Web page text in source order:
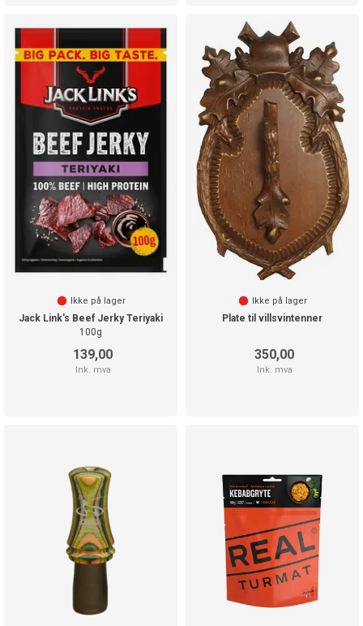
Ikke på lager
Jack Link's Beef Jerky Teriyaki
100g
139,00
Ink. mva
Ikke på lager
Plate til villsvintenner
350,00
Ink. mva